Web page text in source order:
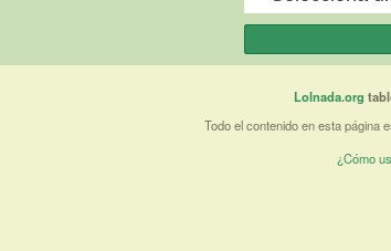
Lolnada.org
Todo el contenido en esta página
¿Cómo